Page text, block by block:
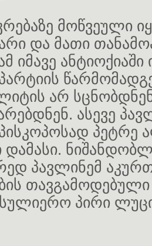
მოწვეული
და მათი
იმავე ანტიოქიაში
არ
ასევე
დამასი.
პავლინემ
პირი